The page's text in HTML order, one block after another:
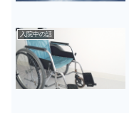
入院中の話